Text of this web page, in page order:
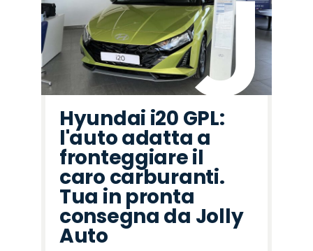
Hyundai i20 GPL:
l'auto adatta a
fronteggiare il
caro carburanti.
Tua in pronta
consegna da Jolly
Auto